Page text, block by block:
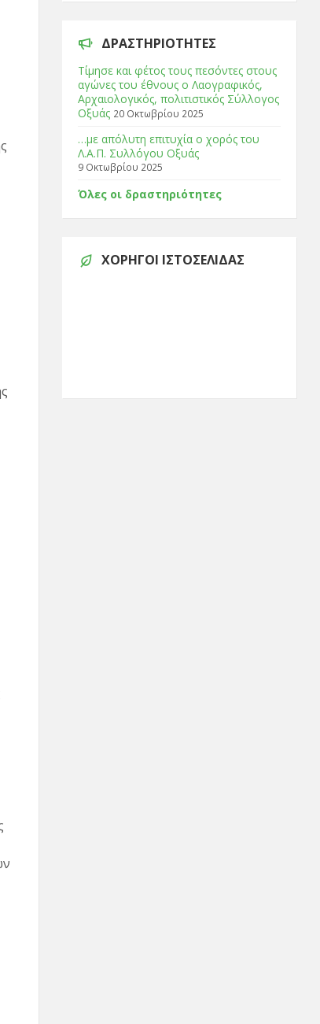
ΔΡΑΣΤΗΡΙΌΤΗΤΕΣ
Τίμησε και φέτος τους πεσόντες στους
αγώνες του έθνους ο Λαογραφικός,
Αρχαιολογικός, πολιτιστικός Σύλλογος
Οξυάς 20 Οκτωβρίου 2025
…με απόλυτη επιτυχία ο χορός του
Λ.Α.Π. Συλλόγου Οξυάς
9 Οκτωβρίου 2025
Όλες οι δραστηριότητες
ΧΟΡΗΓΟΊ ΙΣΤΟΣΕΛΊΔΑΣ